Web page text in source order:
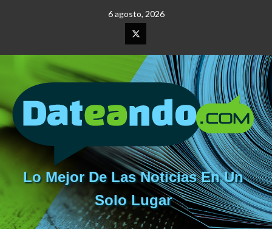
6 agosto, 2026
Elemento
del
menú
Lo Mejor De Las Noticias En Un
Solo Lugar